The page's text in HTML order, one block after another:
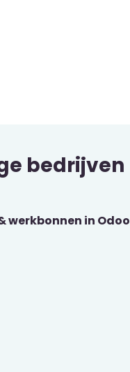
bedrijven
werkbonnen in Odoo